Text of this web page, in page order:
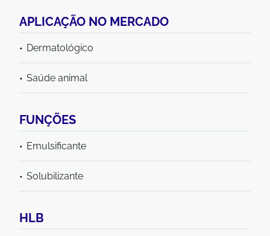
APLICAÇÃO NO MERCADO
Dermatológico
Saúde animal
FUNÇÕES
Emulsificante
Solubilizante
HLB